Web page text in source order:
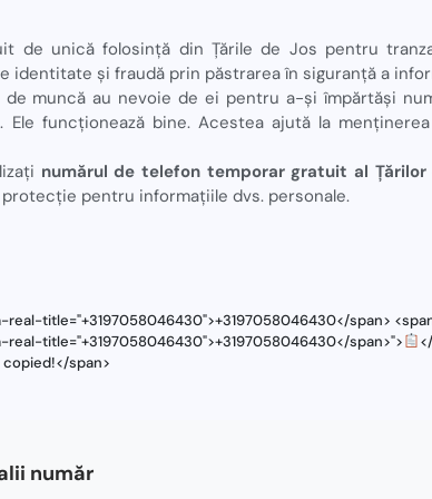
de unică folosință din Țările de Jos pentru
identitate și fraudă prin păstrarea în siguranță a
de muncă au nevoie de ei pentru a-și împărtăși
funcționează bine. Acestea ajută la
numărul de telefon temporar gratuit al Țărilor
pentru informațiile dvs. personale.
real-title="+3197058046430">+3197058046430</span>
title="+3197058046430">+3197058046430</span>">
copied!</span>
număr